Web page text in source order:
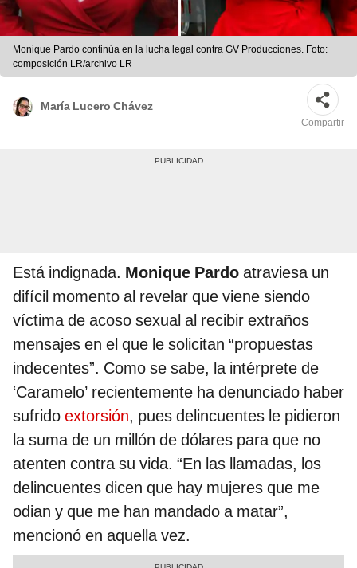
Monique Pardo continúa en la lucha legal contra GV Producciones. Foto:
composición LR/archivo LR
María Lucero Chávez
Compartir
Está indignada. Monique Pardo atraviesa un
difícil momento al revelar que viene siendo
víctima de acoso sexual al recibir extraños
mensajes en el que le solicitan “propuestas
indecentes”. Como se sabe, la intérprete de
‘Caramelo’ recientemente ha denunciado haber
sufrido extorsión, pues delincuentes le pidieron
la suma de un millón de dólares para que no
atenten contra su vida. “En las llamadas, los
delincuentes dicen que hay mujeres que me
odian y que me han mandado a matar”,
mencionó en aquella vez.